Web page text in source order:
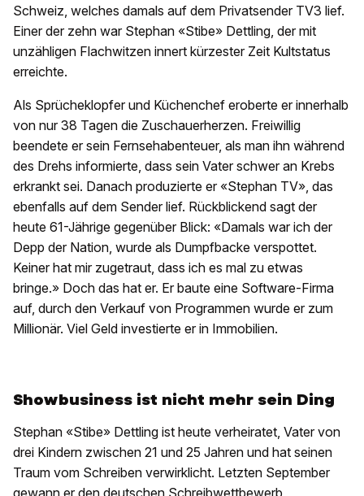
Schweiz, welches damals auf dem Privatsender TV3 lief.
Einer der zehn war Stephan «Stibe» Dettling, der mit
unzähligen Flachwitzen innert kürzester Zeit Kultstatus
erreichte.
Als Sprücheklopfer und Küchenchef eroberte er innerhalb
von nur 38 Tagen die Zuschauerherzen. Freiwillig
beendete er sein Fernsehabenteuer, als man ihn während
des Drehs informierte, dass sein Vater schwer an Krebs
erkrankt sei. Danach produzierte er «Stephan TV», das
ebenfalls auf dem Sender lief. Rückblickend sagt der
heute 61-Jährige gegenüber Blick: «Damals war ich der
Depp der Nation, wurde als Dumpfbacke verspottet.
Keiner hat mir zugetraut, dass ich es mal zu etwas
bringe.» Doch das hat er. Er baute eine Software-Firma
auf, durch den Verkauf von Programmen wurde er zum
Millionär. Viel Geld investierte er in Immobilien.
Showbusiness ist nicht mehr sein Ding
Stephan «Stibe» Dettling ist heute verheiratet, Vater von
drei Kindern zwischen 21 und 25 Jahren und hat seinen
Traum vom Schreiben verwirklicht. Letzten September